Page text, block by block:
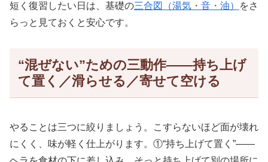
短く復習したい日は、基礎の三合図（湯気・音・油）
をさ
らっと見ておくと安心です。
“混ぜない”ための三動作——持ち上げ
て置く／滑らせる／寄せて空ける
やることは三つに絞りましょう。こすらないほど面が壊れ
にくく、味が軽く仕上がります。①“持ち上げて置く”——